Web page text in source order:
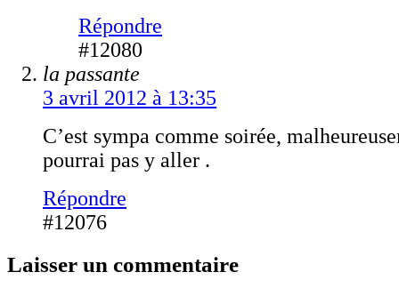
Répondre
#12080
la passante
3 avril 2012 à 13:35
C’est sympa comme soirée,
pourrai pas y aller .
Répondre
#12076
Laisser un commentaire